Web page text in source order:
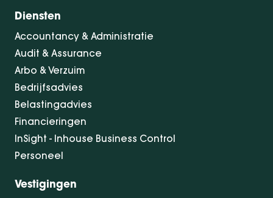
Diensten
Accountancy & Administratie
Audit & Assurance
Arbo & Verzuim
Bedrijfsadvies
Belastingadvies
Financieringen
InSight - Inhouse Business Control
Personeel
Vestigingen